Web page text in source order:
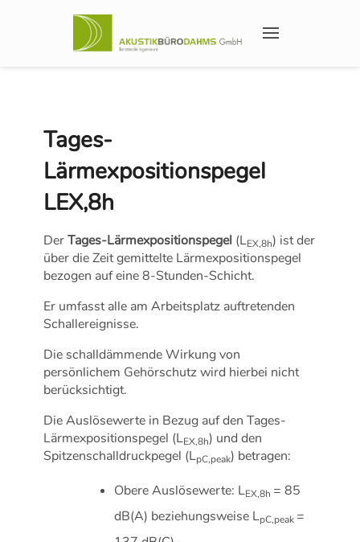
Tages-
Lärmexpositionspegel
LEX,8h
DerTages-Lärmexpositionspegel (LEX,8h) ist der
über die Zeit gemittelte Lärmexpositionspegel
bezogen auf eine 8-Stunden-Schicht.
Er umfasst alle am Arbeitsplatz auftretenden
Schallereignisse.
Die schalldämmende Wirkung von
persönlichem Gehörschutz wird hierbei nicht
berücksichtigt.
Die Auslösewerte in Bezug auf den Tages-
Lärmexpositionspegel (LEX,8h) und den
Spitzenschalldruckpegel (LpC,peak) betragen:
Obere Auslösewerte: LEX,8h = 85
dB(A) beziehungsweise LpC,peak =